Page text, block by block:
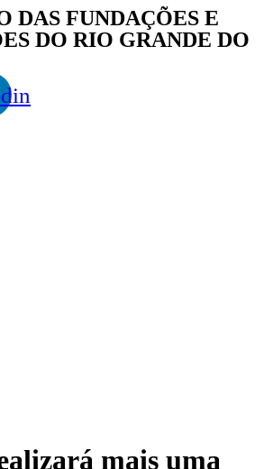
DAS FUNDAÇÕES E
DO RIO GRANDE DO
mais uma